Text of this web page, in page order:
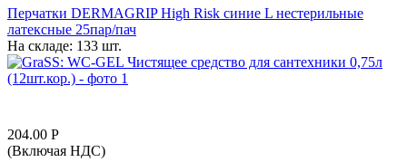
Перчатки DERMAGRIP High Risk синие L нестерильные
латексные 25пар/пач
На складе: 133 шт.
204.00 Р
(Включая НДС)